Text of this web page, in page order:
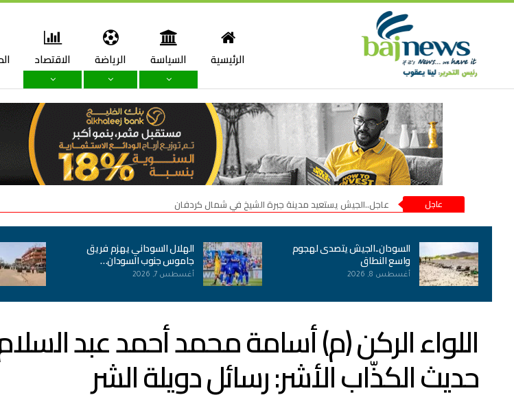
الرئيسية السياسة الرياضة الاقتصاد
عاجل عاجل..الجيش يستعيد مدينة جبرة الشيخ في شمال كردفان
السودان..الجيش يتصدى لهجوم
واسع النطاق
أغسطس 8, 2026
الهلال السوداني يهزم فريق
جاموس جنوب السودان…
أغسطس 7, 2026
اللواء الركن (م) أسامة محمد أحمد عبد
حديث الكذّاب الأشر: رسائل دويلة الشر